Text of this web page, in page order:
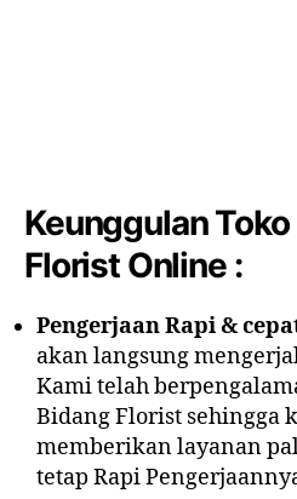
Keunggulan
Florist Online :
Pengerjaan Rapi &
akan langsung
Kami telah
Bidang Florist sehingga
memberikan layanan
tetap Rapi